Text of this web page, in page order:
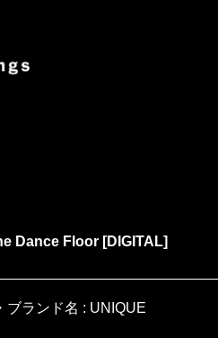
Dance Floor [DIGITAL]
ブランド名 : UNIQUE